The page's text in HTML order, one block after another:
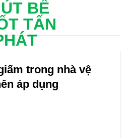
trong nhà vệ
áp dụng